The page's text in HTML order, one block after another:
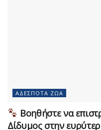
ΑΔΈΣΠΟΤΑ ΖΏΑ
Βοηθήστε να
Δίδυμος στην